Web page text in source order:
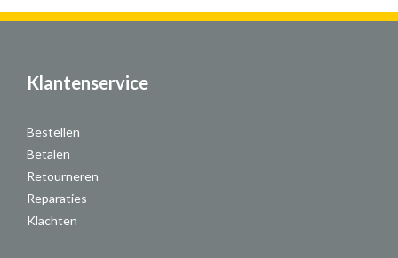
Klantenservice
Bestellen
Betalen
Retourneren
Reparaties
Klachten